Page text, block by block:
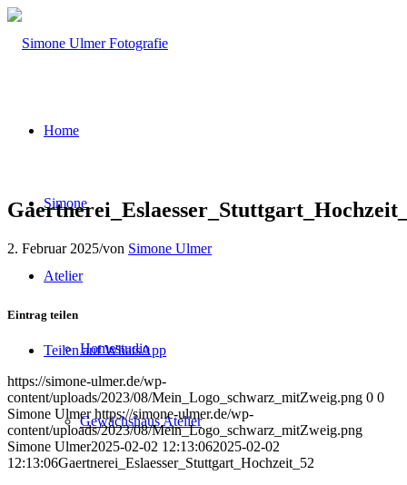
Home
Simone
Atelier
Homestudio
Gewächshaus Atelier
2. Februar 2025/von Simone Ulmer
Eintrag teilen
Teilen auf WhatsApp
https://simone-ulmer.de/wp-
content/uploads/2023/08/Mein_Logo_schwarz_mitZweig.png 0 0
Simone Ulmer https://simone-ulmer.de/wp-
content/uploads/2023/08/Mein_Logo_schwarz_mitZweig.png
Simone Ulmer2025-02-02 12:13:062025-02-02
12:13:06Gaertnerei_Eslaesser_Stuttgart_Hochzeit_52